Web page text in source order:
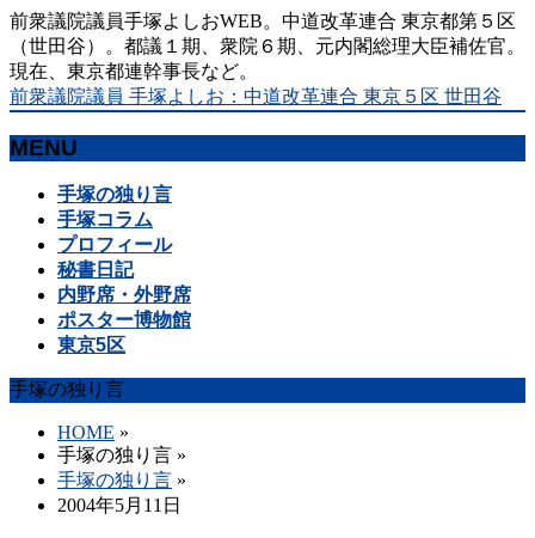
前衆議院議員手塚よしおWEB。中道改革連合 東京都第５区
（世田谷）。都議１期、衆院６期、元内閣総理大臣補佐官。
現在、東京都連幹事長など。
前衆議院議員 手塚よしお：中道改革連合 東京５区 世田谷
MENU
手塚の独り言
手塚コラム
プロフィール
秘書日記
内野席・外野席
ポスター博物館
東京5区
手塚の独り言
HOME »
手塚の独り言 »
手塚の独り言 »
2004年5月11日